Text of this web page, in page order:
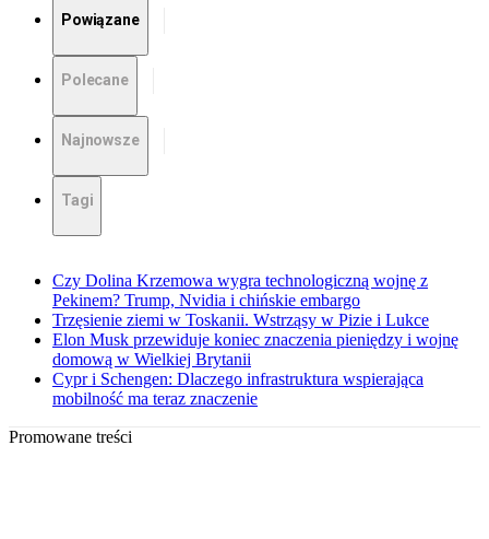
Powiązane
Polecane
Najnowsze
Tagi
Czy Dolina Krzemowa wygra technologiczną wojnę z
Pekinem? Trump, Nvidia i chińskie embargo
Trzęsienie ziemi w Toskanii. Wstrząsy w Pizie i Lukce
Elon Musk przewiduje koniec znaczenia pieniędzy i wojnę
domową w Wielkiej Brytanii
Cypr i Schengen: Dlaczego infrastruktura wspierająca
mobilność ma teraz znaczenie
Promowane treści